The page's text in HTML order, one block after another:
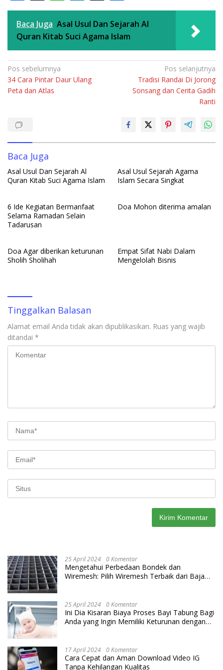
ac
e
b
o
o
k
h
at
s
A
p
p
n
k
e
dI
u
m
bl
r
h
ar
e
Baca Juga Asal Usul Dan Sejarah Al
Quran Kitab Suci Agama Islam
Navigasi
pos
Pos sebelumnya
34 Cara Pintar Daur Ulang
Peta dan Atlas
Pos selanjutnya
Tradisi Randai Di Jorong
Sonsang dan Cerita Gadih
Ranti
Baca Juga
Asal Usul Dan Sejarah Al
Quran Kitab Suci Agama Islam
Asal Usul Sejarah Agama
Islam Secara Singkat
6 Ide Kegiatan Bermanfaat
Selama Ramadan Selain
Tadarusan
Doa Mohon diterima amalan
Doa Agar diberikan keturunan
Sholih Sholihah
Empat Sifat Nabi Dalam
Mengelolah Bisnis
Tinggalkan Balasan
Alamat email Anda tidak akan dipublikasikan. Ruas yang wajib
ditandai *
25 April 2024 0 Komentar
Mengetahui Perbedaan Bondek dan
Wiremesh: Pilih Wiremesh Terbaik dari Baja
25 April 2024 0 Komentar
Ini Dia Kisaran Biaya Proses Bayi Tabung Bagi
Anda yang Ingin Memiliki Keturunan dengan
17 April 2024 0 Komentar
Cara Cepat dan Aman Download Video IG
Tanpa Kehilangan Kualitas